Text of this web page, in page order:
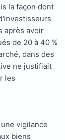
la façon dont
après avoir
de 20 à 40 %
dans des
ne justifiait
les
vigilance
biens